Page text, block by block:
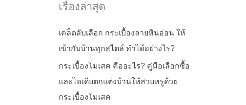
เรื่องล่าสุด
เคล็ดลับเลือก กระเบื้องลายหินอ่อน ให้
เข้ากับบ้านทุกสไตล์ ทำได้อย่างไร?
กระเบื้องโมเสค คืออะไร? คู่มือเลือกซื้อ
และไอเดียตกแต่งบ้านให้สวยหรูด้วย
กระเบื้องโมเสค